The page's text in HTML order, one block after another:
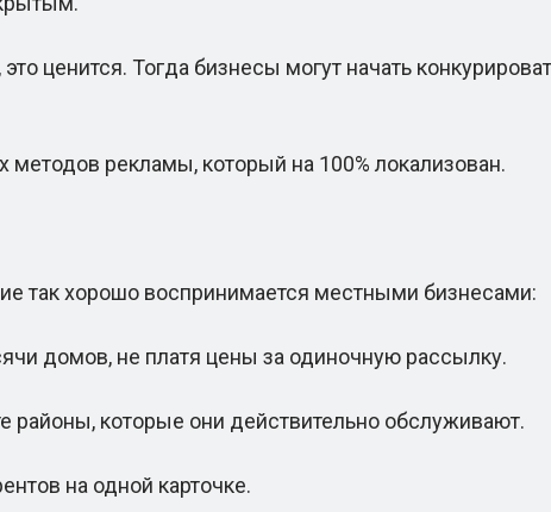
ценится. Тогда бизнесы могут начать
рекламы, который на 100% локализован.
так хорошо воспринимается местными бизнесами:
домов, не платя цены за одиночную рассылку.
которые они действительно обслуживают.
на одной карточке.